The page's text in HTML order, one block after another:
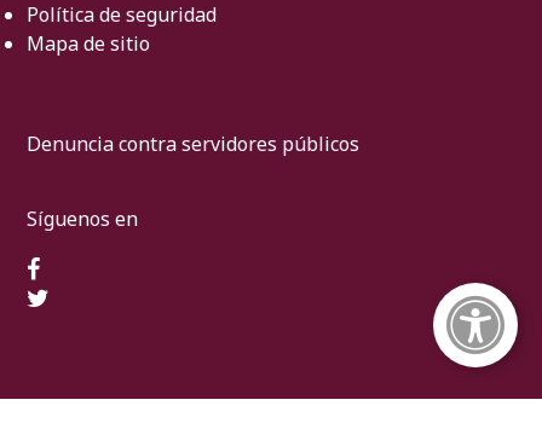
Política de seguridad
Mapa de sitio
Denuncia contra servidores públicos
Síguenos en